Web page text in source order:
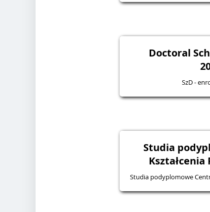
Doctoral
SzD -
Studia
Studia podyplomowe